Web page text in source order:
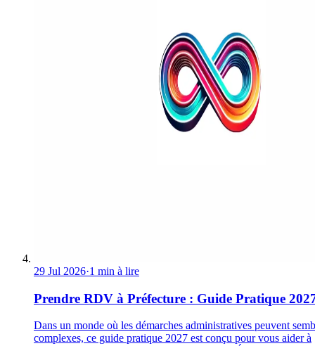
29 Jul 2026·1 min à lire
Prendre RDV à Préfecture : Guide Pratique
Dans un monde où les démarches administratives peuvent
complexes, ce guide pratique 2027 est conçu pour vous aider à